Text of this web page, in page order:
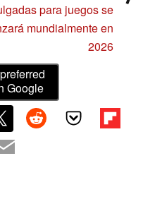
para juegos se
mundialmente en
2026
Google